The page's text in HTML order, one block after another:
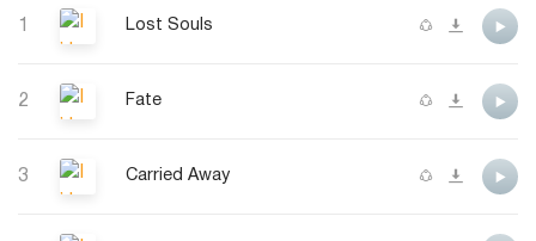
1 Lost Souls
2 Fate
3 Carried Away